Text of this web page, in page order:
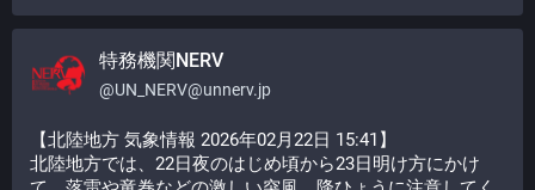
特務機関NERV
@UN_NERV@unnerv.jp
【北陸地方 気象情報 2026年02月22日 15:41】
北陸地方では、22日夜のはじめ頃から23日明け方にかけ